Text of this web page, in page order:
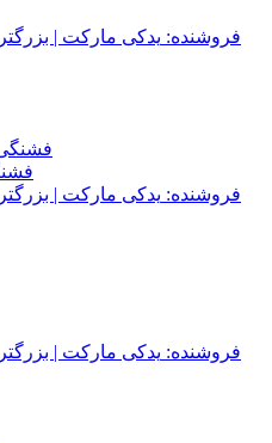
فروشنده: یدکی مارکت |
فشنگی
فروشنده: یدکی مارکت |
فروشنده: یدکی مارکت |